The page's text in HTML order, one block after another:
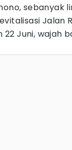
sebanyak
Jalan
Juni, wajah